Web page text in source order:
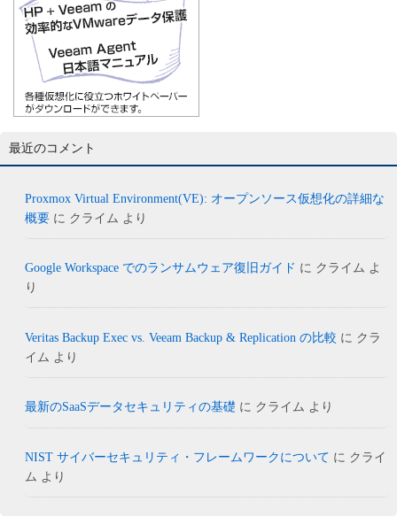
最近のコメント
Proxmox Virtual Environment(VE): オープンソース仮想化の詳細な
概要 に クライム より
Google Workspace でのランサムウェア復旧ガイド に クライム よ
り
Veritas Backup Exec vs. Veeam Backup & Replication の比較 に クラ
イム より
最新のSaaSデータセキュリティの基礎 に クライム より
NIST サイバーセキュリティ・フレームワークについて に クライ
ム より